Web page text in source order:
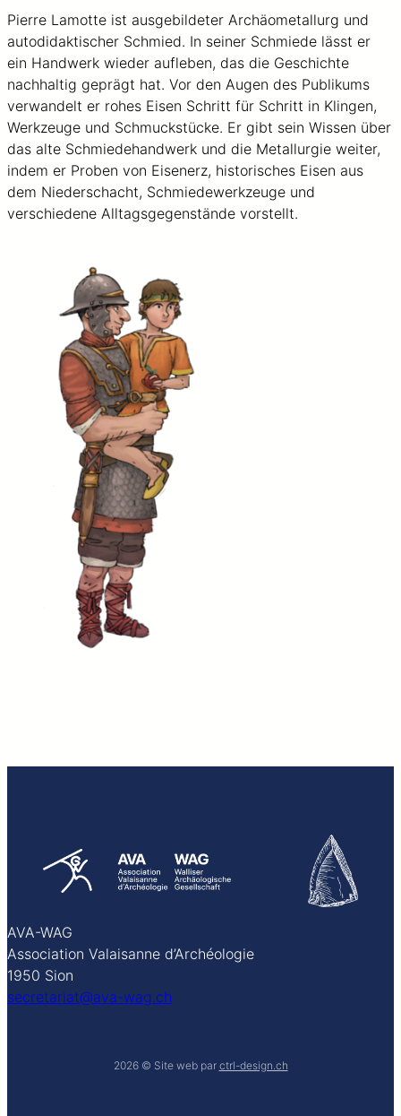
Pierre Lamotte ist ausgebildeter Archäometallurg und
autodidaktischer Schmied. In seiner Schmiede lässt er
ein Handwerk wieder aufleben, das die Geschichte
nachhaltig geprägt hat. Vor den Augen des Publikums
verwandelt er rohes Eisen Schritt für Schritt in Klingen,
Werkzeuge und Schmuckstücke. Er gibt sein Wissen über
das alte Schmiedehandwerk und die Metallurgie weiter,
indem er Proben von Eisenerz, historisches Eisen aus
dem Niederschacht, Schmiedewerkzeuge und
verschiedene Alltagsgegenstände vorstellt.
AVA-WAG
Association Valaisanne d’Archéologie
1950 Sion
secretariat@ava-wag.ch
2026© Site web par ctrl-design.ch